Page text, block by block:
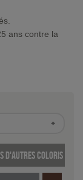
ans contre la
d'autres coloris